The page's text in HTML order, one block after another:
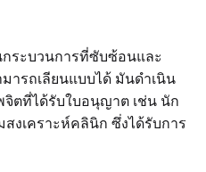
กระบวนการที่ซับซ้อนและ
ารถเลียนแบบได้ มันดำเนิน
ตที่ได้รับใบอนุญาต เช่น นัก
งเคราะห์คลินิก ซึ่งได้รับการ